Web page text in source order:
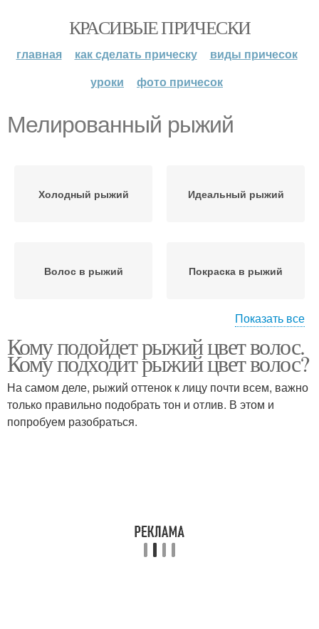
КРАСИВЫЕ ПРИЧЕСКИ
главная как сделать прическу
виды причесок
уроки
фото причесок
Мелированный рыжий
Холодный рыжий Идеальный рыжий
Волос в рыжий Покраска в рыжий
Окрашивание в рыжий
Показать все
Кому подойдет рыжий цвет волос.
Кому подходит рыжий цвет волос?
На самом деле, рыжий оттенок к лицу почти всем, важно
только правильно подобрать тон и отлив. В этом и
попробуем разобраться.